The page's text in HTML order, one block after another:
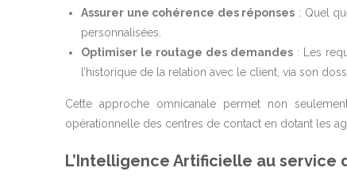
Assurer une cohérence des réponses : Quel
personnalisées.
Optimiser le routage des demandes : Les
l’historique de la relation avec le client, via son
Cette approche omnicanale permet non
opérationnelle des centres de contact en dotant les
L’Intelligence Artificielle au service